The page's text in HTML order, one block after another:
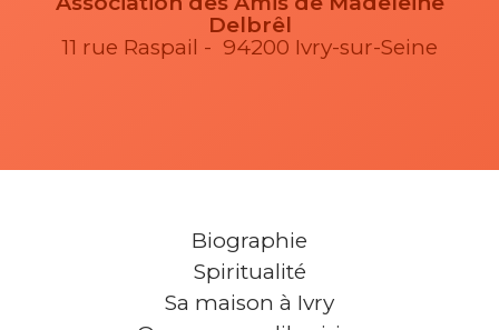
Delbrêl
11 rue Raspail - 94200 Ivry-sur-Seine
Biographie
Spiritualité
Sa maison à Ivry